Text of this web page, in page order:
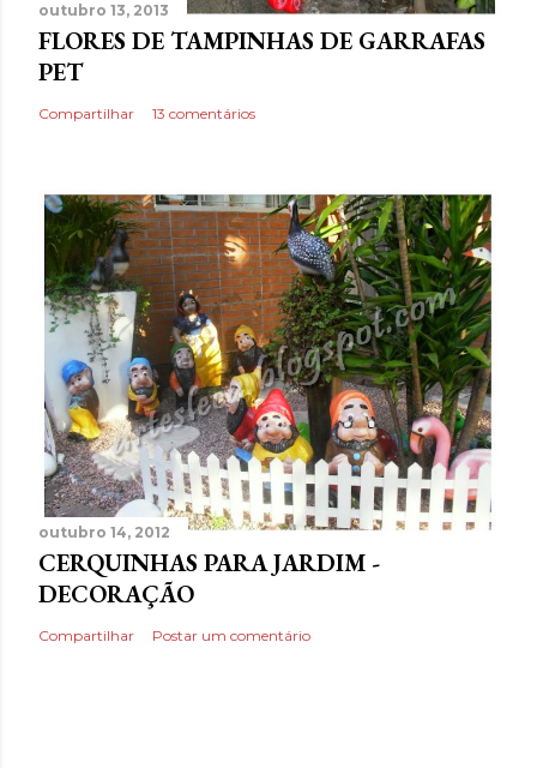
outubro 13, 2013
FLORES DE TAMPINHAS DE GARRAFAS
PET
Compartilhar 13 comentários
outubro 14, 2012
CERQUINHAS PARA JARDIM -
DECORAÇÃO
Compartilhar Postar um comentário